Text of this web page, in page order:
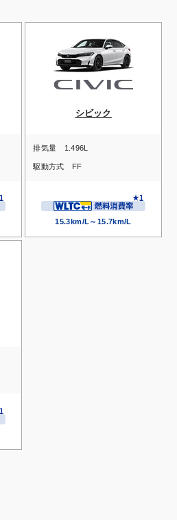
シビック
排気量 1.496L
駆動方式 FF
15.3km/L～15.7km/L